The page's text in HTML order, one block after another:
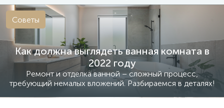
Как должна выглядеть ванная комната в
2022 году
Ремонт и отделка ванной – сложный процесс,
требующий немалых вложений. Разбираемся в деталях!
Советы